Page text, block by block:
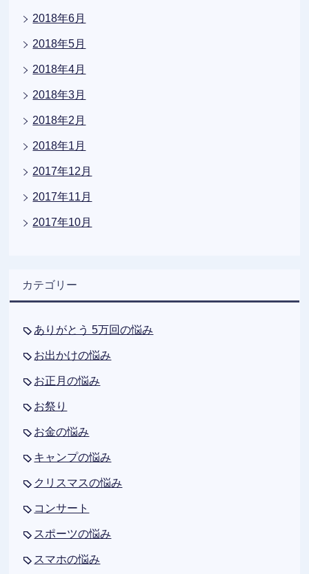
2018年6月
2018年5月
2018年4月
2018年3月
2018年2月
2018年1月
2017年12月
2017年11月
2017年10月
カテゴリー
ありがとう 5万回の悩み
お出かけの悩み
お正月の悩み
お祭り
お金の悩み
キャンプの悩み
クリスマスの悩み
コンサート
スポーツの悩み
スマホの悩み